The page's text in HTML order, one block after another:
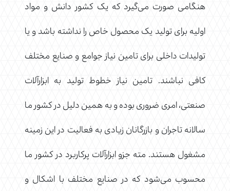
هنگامی صورت می‌گیرد که یک کشور دانش و مواد
اولیه برای تولید یک محصول خاص را نداشته باشد و یا
تولیدات داخلی برای تامین نیاز جوامع و صنایع مختلف
کافی نباشند. تامین نیاز خطوط تولید به ابزارآلات
صنعتی، امری ضروری بوده و به همین دلیل در کشور ما
سالانه تاجران و بازرگانان زیادی به فعالیت در این زمینه
مشغول هستند. مته جزو ابزارآلات پرکاربرد در کشور ما
محسوب می‌شود که در صنایع مختلف با اشکال و